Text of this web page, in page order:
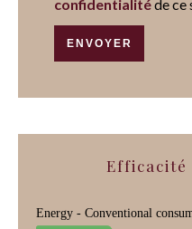
confidentialitéde ce
ENVOYER
Efficacité